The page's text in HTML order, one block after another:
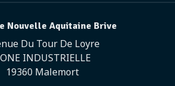
Nouvelle Aquitaine Brive
Du Tour De Loyre
INDUSTRIELLE
19360 Malemort